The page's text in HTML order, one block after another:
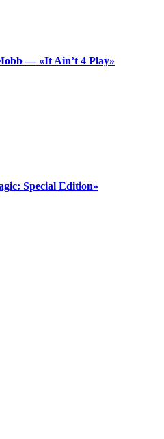
— «It Ain’t 4 Play»
Special Edition»